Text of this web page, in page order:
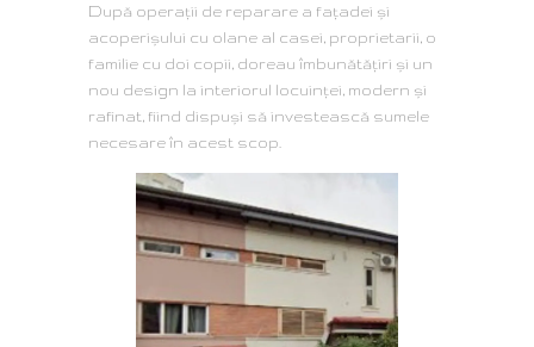
După operaţii de reparare a faţadei şi
acoperişului cu olane al casei, proprietarii, o
familie cu doi copii, doreau îmbunătăţiri şi un
nou design la interiorul locuinţei, modern şi
rafinat, fiind dispuşi să investească sumele
necesare în acest scop.